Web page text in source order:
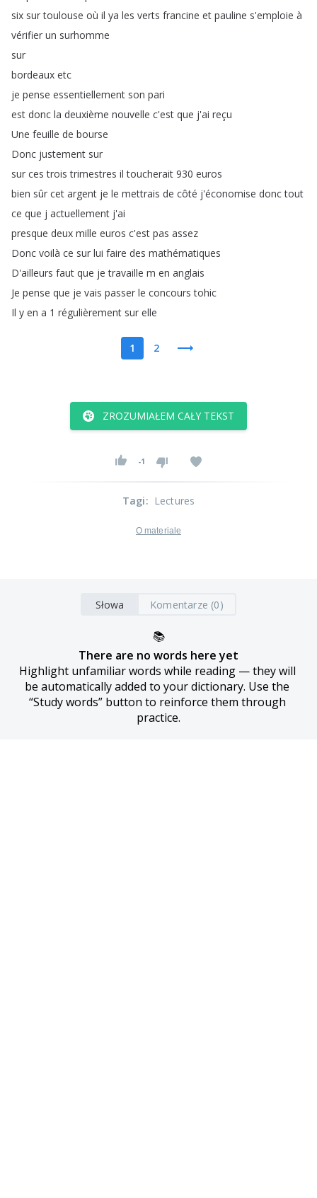
six sur toulouse où il ya les verts francine et pauline s'emploie à
vérifier un surhomme
sur
bordeaux etc
je pense essentiellement son pari
est donc la deuxième nouvelle c'est que j'ai reçu
Une feuille de bourse
Donc justement sur
sur ces trois trimestres il toucherait 930 euros
bien sûr cet argent je le mettrais de côté j'économise donc tout
ce que j actuellement j'ai
presque deux mille euros c'est pas assez
Donc voilà ce sur lui faire des mathématiques
D'ailleurs faut que je travaille m en anglais
Je pense que je vais passer le concours tohic
Il y en a 1 régulièrement sur elle
1 2
ZROZUMIAŁEM CAŁY TEKST
-1
Tagi: Lectures
O materiale
Słowa Komentarze (0)
📚
There are no words here yet
Highlight unfamiliar words while reading — they will
be automatically added to your dictionary. Use the
“Study words” button to reinforce them through
practice.